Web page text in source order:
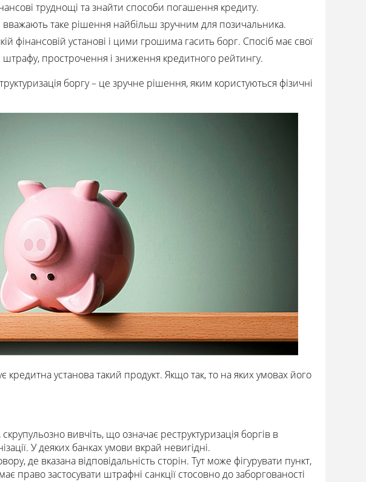
труднощі та знайти способи погашення кредиту.
вважають таке рішення найбільш зручним для позичальника.
фінансовій установі і цими грошима гасить борг. Спосіб має свої
штрафу, прострочення і зниження кредитного рейтингу.
боргу – це зручне рішення, яким користуються фізичні
кредитна установа такий продукт. Якщо так, то на яких умовах його
вивчіть, що означає реструктуризація боргів в
У деяких банках умови вкрай невигідні.
де вказана відповідальність сторін. Тут може фігурувати пункт,
право застосувати штрафні санкції стосовно до заборгованості